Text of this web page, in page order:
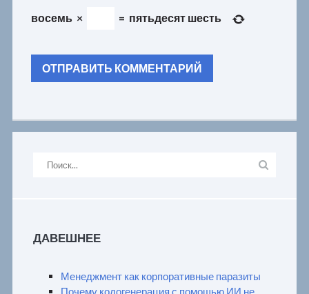
восемь × = пятьдесят шесть
ДАВЕШНЕЕ
Менеджмент как корпоративные паразиты
Почему кодогенерация с помощью ИИ не